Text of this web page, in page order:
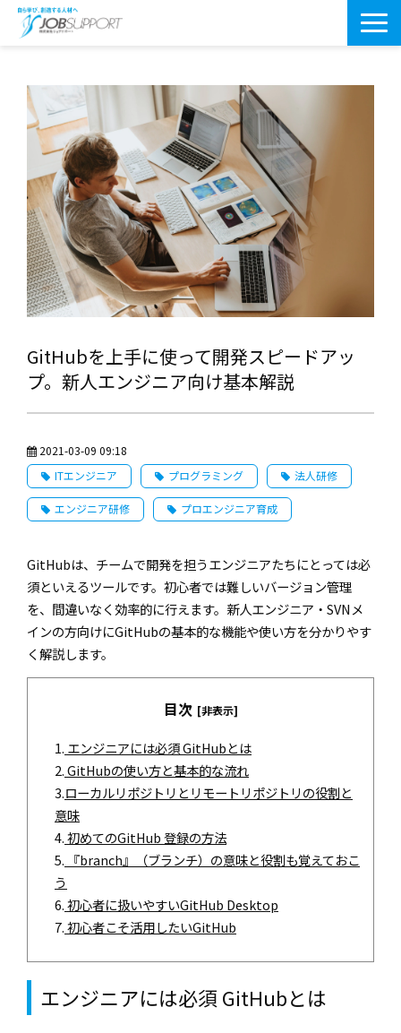
よくあるご質問
導入事例
お役立ちブログ
会社案内・アクセス
GitHubを上手に使って開発スピードアッ
プ。新人エンジニア向け基本解説
2021-03-09 09:18
ITエンジニア
プログラミング 法人研修
エンジニア研修 プロエンジニア育成
GitHubは、チームで開発を担うエンジニアたちにとっては必
須といえるツールです。初心者では難しいバージョン管理
を、間違いなく効率的に行えます。新人エンジニア・SVNメ
インの方向けにGitHubの基本的な機能や使い方を分かりやす
く解説します。
目次 [非表示]
1. エンジニアには必須 GitHubとは
2.GitHubの使い方と基本的な流れ
3.ローカルリポジトリとリモートリポジトリの役割と
意味
4.初めてのGitHub 登録の方法
5. 『branch』（ブランチ）の意味と役割も覚えておこ
う
6.初心者に扱いやすいGitHub Desktop
7.初心者こそ活用したいGitHub
エンジニアには必須 GitHubとは